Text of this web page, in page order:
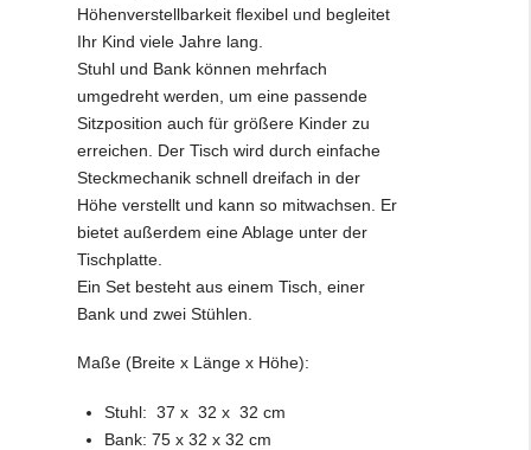
Höhenverstellbarkeit flexibel und begleitet
Ihr Kind viele Jahre lang.
Stuhl und Bank können mehrfach
umgedreht werden, um eine passende
Sitzposition auch für größere Kinder zu
erreichen. Der Tisch wird durch einfache
Steckmechanik schnell dreifach in der
Höhe verstellt und kann so mitwachsen. Er
bietet außerdem eine Ablage unter der
Tischplatte.
Ein Set besteht aus einem Tisch, einer
Bank und zwei Stühlen.
Maße (Breite x Länge x Höhe):
Stuhl: 37 x 32 x 32 cm
Bank: 75 x 32 x 32 cm